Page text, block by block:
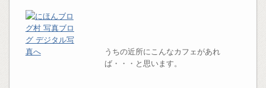
うちの近所にこんなカフェがあれ
ば・・・と思います。